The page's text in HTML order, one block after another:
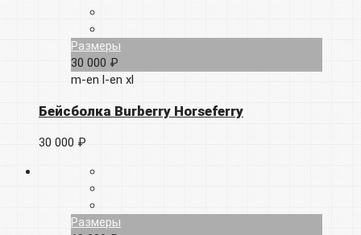
Размеры
30 000 ₽
m-en l-en xl
Бейсболка Burberry Horseferry
30 000 ₽
Размеры